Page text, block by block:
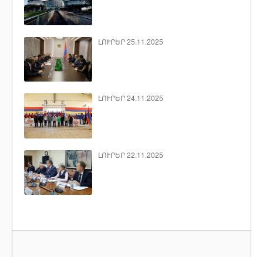
ԼՈՒՐԵՐ 25.11.2025
ԼՈՒՐԵՐ 24.11.2025
ԼՈՒՐԵՐ 22.11.2025